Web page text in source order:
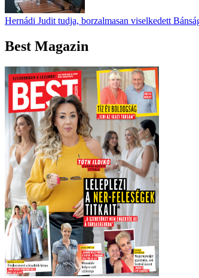
Hernádi Judit tudja, borzalmasan viselkedett
Best Magazin